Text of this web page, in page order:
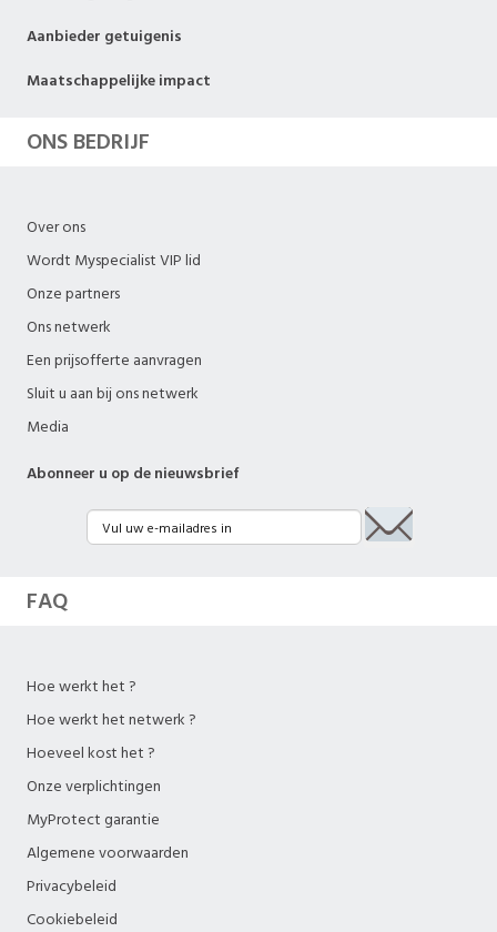
Aanbieder getuigenis
Maatschappelijke impact
ONS BEDRIJF
Over ons
Wordt Myspecialist VIP lid
Onze partners
Ons netwerk
Een prijsofferte aanvragen
Sluit u aan bij ons netwerk
Media
Abonneer u op de nieuwsbrief
FAQ
Hoe werkt het ?
Hoe werkt het netwerk ?
Hoeveel kost het ?
Onze verplichtingen
MyProtect garantie
Algemene voorwaarden
Privacybeleid
Cookiebeleid